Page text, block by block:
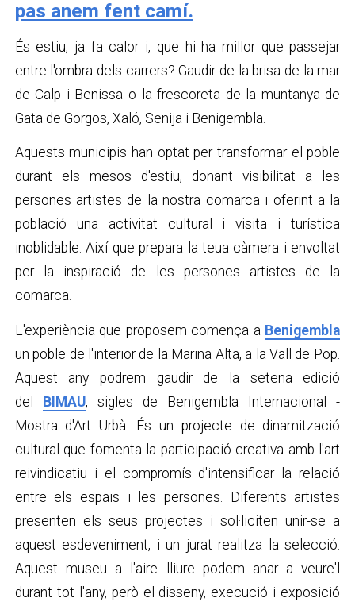
pas anem fent camí.
És estiu, ja fa calor i, que hi ha millor que passejar
entre l'ombra dels carrers? Gaudir de la brisa de la mar
de Calp i Benissa o la frescoreta de la muntanya de
Gata de Gorgos, Xaló, Senija i Benigembla.
Aquests municipis han optat per transformar el poble
durant els mesos d'estiu, donant visibilitat a les
persones artistes de la nostra comarca i oferint a la
població una activitat cultural i visita i turística
inoblidable. Així que prepara la teua càmera i envoltat
per la inspiració de les persones artistes de la
comarca.
L'experiència que proposem comença a Benigembla
un poble de l'interior de la Marina Alta, a la Vall de Pop.
Aquest any podrem gaudir de la setena edició
del BIMAU, sigles de Benigembla Internacional -
Mostra d'Art Urbà. És un projecte de dinamització
cultural que fomenta la participació creativa amb l'art
reivindicatiu i el compromís d'intensificar la relació
entre els espais i les persones. Diferents artistes
presenten els seus projectes i sol·liciten unir-se a
aquest esdeveniment, i un jurat realitza la selecció.
Aquest museu a l'aire lliure podem anar a veure'l
durant tot l'any, però el disseny, execució i exposició